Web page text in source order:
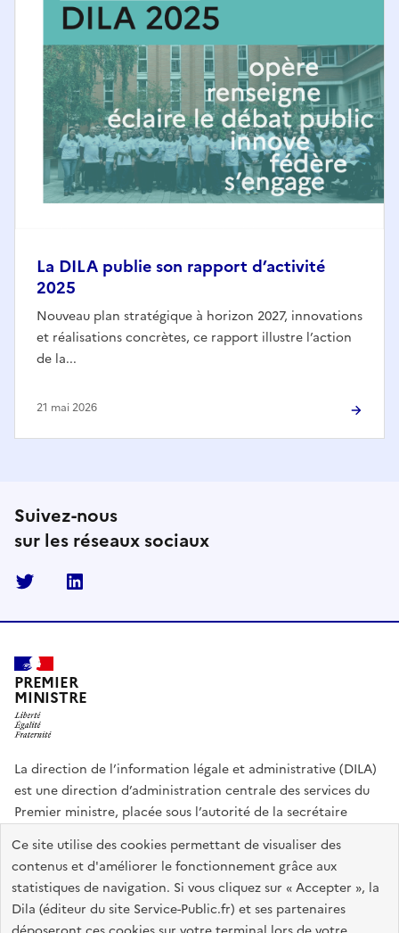
Ce site utilise des cookies permettant de visualiser des
contenus et d'améliorer le fonctionnement grâce aux
statistiques de navigation. Si vous cliquez sur « Accepter », la
Dila (éditeur du site Service-Public.fr) et ses partenaires
La DILA publie son rapport d’activité
2025
Nouveau plan stratégique à horizon 2027, innovations
et réalisations concrètes, ce rapport illustre l’action
de la...
21 mai 2026
Suivez-nous
sur les réseaux sociaux
Twitter
PREMIER
MINISTRE
La direction de l’information légale et administrative (DILA)
est une direction d’administration centrale des services du
Premier ministre, placée sous l’autorité de la secrétaire
info.gouv.fr
assemblee-nationale.fr
sénat.fr
Répertoire des informations publiques